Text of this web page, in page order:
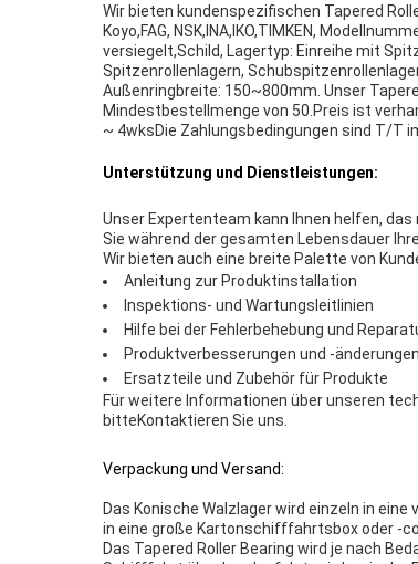
Wir bieten kundenspezifischen Tapered
Koyo,FAG, NSK,INA,IKO,TIMKEN,
versiegelt,Schild, Lagertyp: Einreihe mit
Spitzenrollenlagern,
Außenringbreite: 150~800mm. Unser
Mindestbestellmenge von 50.Preis ist
~ 4wksDie Zahlungsbedingungen sind T/T
Unterstützung und Dienstleistungen:
Unser Expertenteam kann Ihnen helfen,
Sie während der gesamten Lebensdauer
Wir bieten auch eine breite Palette von
Anleitung zur Produktinstallation
Inspektions- und Wartungsleitlinien
Hilfe bei der Fehlerbehebung und
Produktverbesserungen und -änderungen
Ersatzteile und Zubehör für Produkte
Für weitere Informationen über unseren
bitteKontaktieren Sie uns
Verpackung und Versand:
Das Konische Walzlager wird einzeln in
in eine große Kartonschifffahrtsbox oder -
Das Tapered Roller Bearing wird je nach